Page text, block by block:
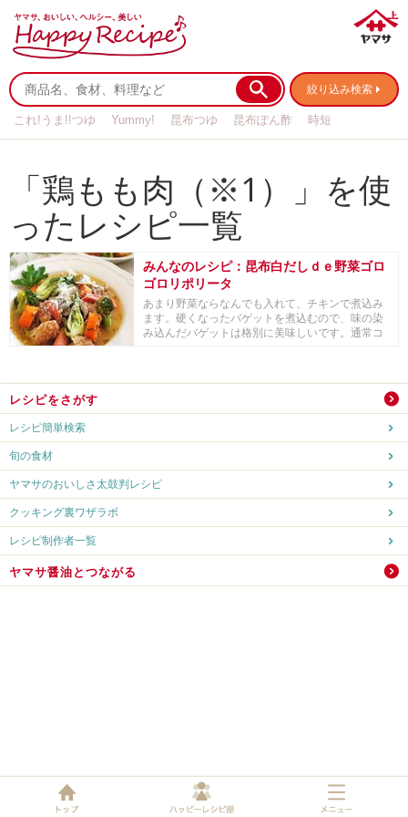
絞り込み検索
これ!うま!!つゆ Yummy! 昆布つゆ 昆布ぽん酢
時短
「鶏もも肉（※1）」を使
ったレシピ一覧
みんなのレシピ：昆布白だしｄｅ野菜ゴロ
ゴロリポリータ
あまり野菜ならなんでも入れて、チキンで煮込み
ます。硬くなったバゲットを煮込むので、味の染
み込んだバゲットは格別に美味しいです。通常コ
レシピをさがす
レシピ簡単検索
旬の食材
ヤマサのおいしさ太鼓判レシピ
クッキング裏ワザラボ
レシピ制作者一覧
ヤマサ醤油とつながる